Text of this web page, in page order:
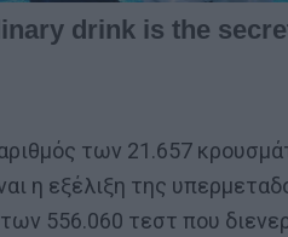
των 21.657
η εξέλιξη της
556.060 τεστ που